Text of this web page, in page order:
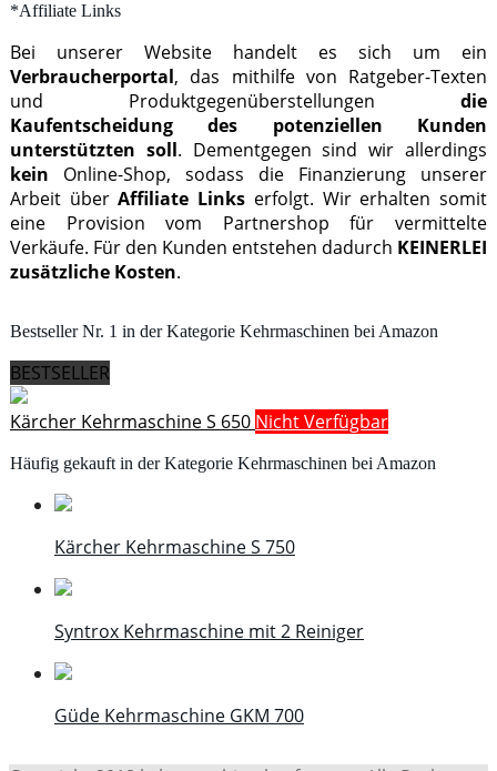
*Affiliate Links
Bei unserer Website handelt es sich um ein
Verbraucherportal, das mithilfe von Ratgeber-Texten
und Produktgegenüberstellungen die
Kaufentscheidung des potenziellen Kunden
unterstützten soll. Dementgegen sind wir allerdings
kein Online-Shop, sodass die Finanzierung unserer
Arbeit überAffiliate Links erfolgt. Wir erhalten somit
eine Provision vom Partnershop für vermittelte
Verkäufe. Für den Kunden entstehen dadurch KEINERLEI
zusätzliche Kosten.
Bestseller Nr. 1 in der Kategorie Kehrmaschinen bei Amazon
BESTSELLER
Kärcher Kehrmaschine S 650 Nicht Verfügbar
Häufig gekauft in der Kategorie Kehrmaschinen bei Amazon
Kärcher Kehrmaschine S 750
Syntrox Kehrmaschine mit 2 Reiniger
Güde Kehrmaschine GKM 700